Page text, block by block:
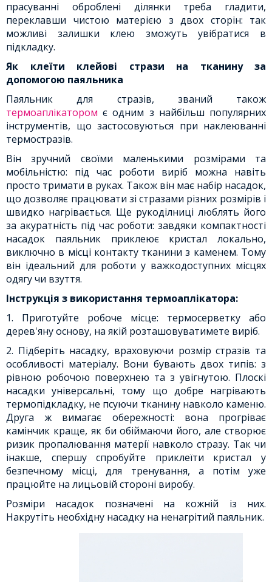
прасуванні оброблені ділянки треба гладити,
переклавши чистою матерією з двох сторін: так
можливі залишки клею зможуть увібратися в
підкладку.
Як клеїти клейові стрази на тканину за
допомогою паяльника
Паяльник для стразів, званий також
термоаплікатором є одним з найбільш популярних
інструментів, що застосовуються при наклеюванні
термостразів.
Він зручний своїми маленькими розмірами та
мобільністю: під час роботи виріб можна навіть
просто тримати в руках. Також він має набір насадок,
що дозволяє працювати зі стразами різних розмірів і
швидко нагрівається. Ще рукоділниці люблять його
за акуратність під час роботи: завдяки компактності
насадок паяльник приклеює кристал локально,
виключно в місці контакту тканини з каменем. Тому
він ідеальний для роботи у важкодоступних місцях
одягу чи взуття.
Інструкція з використання термоаплікатора:
1. Приготуйте робоче місце: термосерветку або
дерев'яну основу, на якій розташовуватимете виріб.
2. Підберіть насадку, враховуючи розмір стразів та
особливості матеріалу. Вони бувають двох типів: з
рівною робочою поверхнею та з увігнутою. Плоскі
насадки універсальні, тому що добре нагрівають
термопідкладку, не псуючи тканину навколо каменю.
Друга ж вимагає обережності: вона прогріває
камінчик краще, як би обіймаючи його, але створює
ризик пропалювання матерії навколо стразу. Так чи
інакше, спершу спробуйте приклеїти кристал у
безпечному місці, для тренування, а потім уже
працюйте на лицьовій стороні виробу.
Розміри насадок позначені на кожній із них.
Накрутіть необхідну насадку на ненагрітий паяльник.